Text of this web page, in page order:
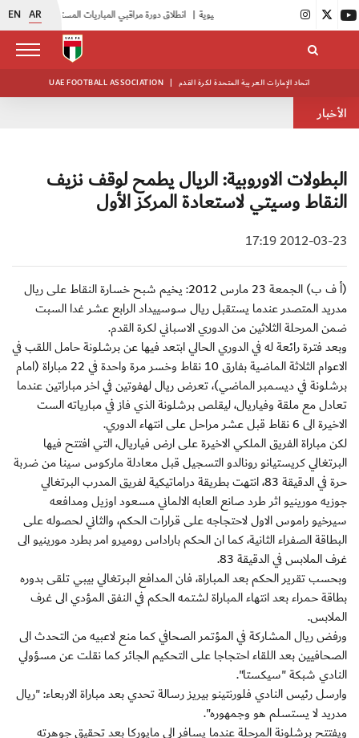
EN AR انطلاق دورة مراقبي المباريات المستجدين |
UAE FOOTBALL ASSOCIATION | اتحاد الإمارات العربية المتحدة لكرة القدم
الأخبار
البطولات الاوروبية: الريال يطمح لوقف نزيف
النقاط وسيتي لاستعادة المركز الأول
2012-03-23 17:19
(أ ف ب) الجمعة 23 مارس 2012: يخيم شبح خسارة النقاط على ريال
مدريد المتصدر عندما يستقبل ريال سوسييداد الرابع عشر غدا السبت
ضمن المرحلة الثلاثين من الدوري الاسباني لكرة القدم.
وبعد فترة رائعة له في الدوري الحالي ابتعد فيها عن برشلونة حامل اللقب في
الاعوام الثلاثة الماضية بفارق 10 نقاط وخسر مرة واحدة في 22 مباراة (امام
برشلونة في ديسمبر الماضي)، تعرض ريال لهفوتين في اخر مباراتين عندما
تعادل مع ملقة وفياريال، ليقلص برشلونة الذي فاز في مبارياته الست
الاخيرة الى 6 نقاط قبل عشر مراحل على انتهاء الدوري.
لكن مباراة الفريق الملكي الاخيرة على ارض فياريال، التي افتتح فيها
البرتغالي كريستيانو رونالدو التسجيل قبل معادلة ماركوس سينا من ضربة
حرة في الدقيقة 83، انتهت بطريقة دراماتيكية لفريق المدرب البرتغالي
جوزيه مورينيو اثر طرد صانع العابه الالماني مسعود اوزيل ومدافعه
سيرخيو راموس الاول لاحتجاجه على قرارات الحكم، والثاني لحصوله على
البطاقة الصفراء الثانية، كما ان الحكم باراداس روميرو امر بطرد مورينيو الى
غرف الملابس في الدقيقة 83.
وبحسب تقرير الحكم بعد المباراة، فان المدافع البرتغالي بيبي تلقى بدوره
بطاقة حمراء بعد انتهاء المباراة لشتمه الحكم في النفق المؤدي الى غرف
الملابس.
ورفض ريال المشاركة في المؤتمر الصحافي كما منع لاعبيه من التحدث الى
الصحافيين بعد اللقاء احتجاجا على التحكيم الجائر كما نقلت عن مسؤولي
النادي شبكة "سيكستا".
وارسل رئيس النادي فلورنتينو بيريز رسالة تحدي بعد مباراة الاربعاء: "ريال
مدريد لا يستسلم هو وجمهوره".
ويفتتح برشلونة المرحلة عندما يسافر الى مايوركا بعد تحقيق جوهرته